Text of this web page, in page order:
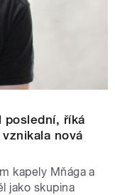
poslední, říká
nová
kapely Mňága a
jako skupina